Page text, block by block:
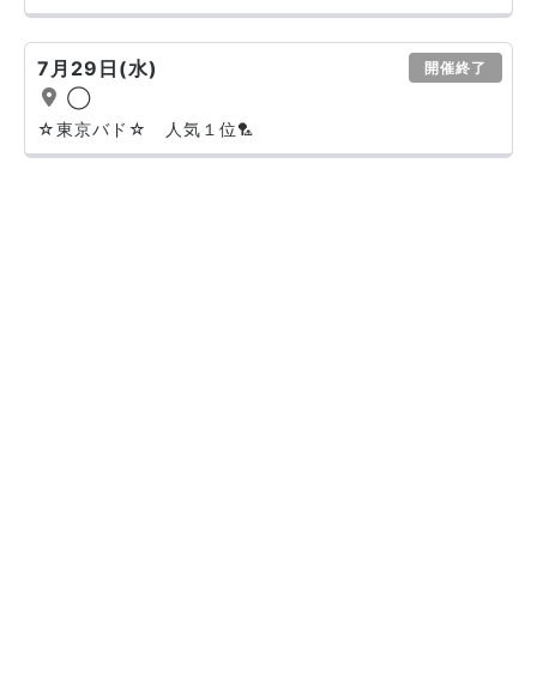
7月29日(水) 開催終了
◯
☆東京バド☆ 人気１位🏸